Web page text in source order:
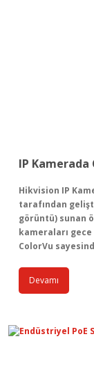
IP
Hikvision IP
tarafından
görüntü) sunan
kameraları
ColorVu
Devamı